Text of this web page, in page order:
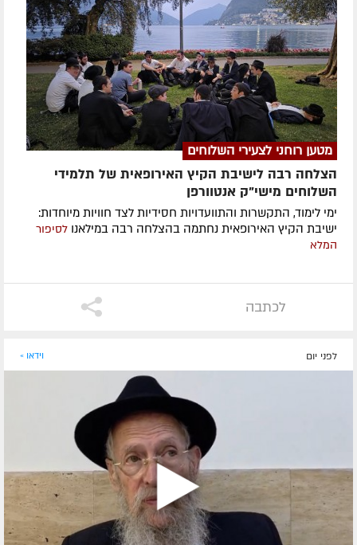
מטען רוחני לצעירי השלוחים
הצלחה רבה לישיבת הקיץ האירופאית של תלמידי
השלוחים מישי"ק אנטוורפן
ימי לימוד, התקשרות והתוועדויות חסידיות לצד חוויות מיוחדות:
ישיבת הקיץ האירופאית נחתמה בהצלחה רבה במילאנו לסיפור
המלא
לכתבה
לפני יום וידאו »